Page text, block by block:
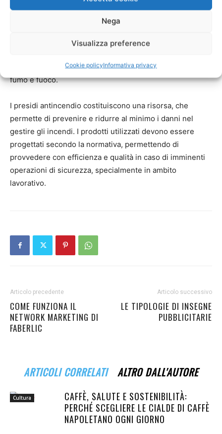
Nega
Visualizza preference
Cookie policyInformativa privacy
Anche gli autorespiratori sono una vera e propria risorsa
nell'ambito dei prodotti antiincendio, con uno schienale
erogatore automatico permettono di respirare in caso di
fumo e fuoco.
I presidi antincendio costituiscono una risorsa, che
permette di prevenire e ridurre al minimo i danni nel
gestire gli incendi. I prodotti utilizzati devono essere
progettati secondo la normativa, permettendo di
provvedere con efficienza e qualità in caso di imminenti
operazioni di sicurezza, specialmente in ambito
lavorativo.
Articolo precedente
COME FUNZIONA IL
NETWORK MARKETING DI
FABERLIC
Articolo successivo
LE TIPOLOGIE DI INSEGNE
PUBBLICITARIE
ARTICOLI CORRELATI ALTRO DALL'AUTORE
Cultura
CAFFÈ, SALUTE E SOSTENIBILITÀ:
PERCHÉ SCEGLIERE LE CIALDE DI CAFFÈ
NAPOLETANO OGNI GIORNO